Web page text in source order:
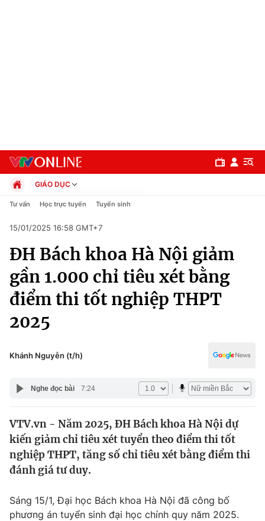
Chuyên mục
Chính trị
Xã hội
Tin tức
Thế giới đó đây
Câu chuyện quốc tế
Kinh tế
Tài chính
Góc doanh nghiệp
Dữ liệu và đời sống
Truyền hình
GIÁO DỤC
Chính trị
Pháp luật
Kinh tế
Thể thao
Truyền hình
Văn hóa - Giải trí
Đời sống
Giáo dục
Tư vấn Học trực tuyến Tuyển sinh
15/01/2025 16:58 GMT+7
ĐH Bách khoa Hà Nội giảm
gần 1.000 chỉ tiêu xét bằng
điểm thi tốt nghiệp THPT
2025
Khánh Nguyễn (t/h)
Nghe đọc bài 7:24
VTV.vn - Năm 2025, ĐH Bách khoa Hà Nội dự
kiến giảm chỉ tiêu xét tuyển theo điểm thi tốt
nghiệp THPT, tăng số chỉ tiêu xét bằng điểm thi
đánh giá tư duy.
Sáng 15/1, Đại học Bách khoa Hà Nội đã công bố
phương án tuyển sinh đại học chính quy năm 2025.